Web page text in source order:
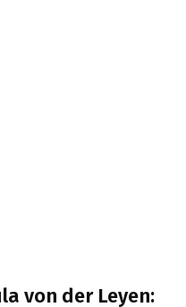
von der Leyen: